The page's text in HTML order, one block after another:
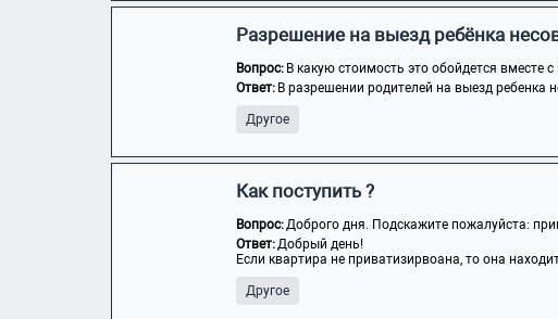
Разрешение на выезд ребёнка
Вопрос: В какую стоимость это обойдется
Ответ: В разрешении родителей на выезд ребенка
Другое
Как поступить ?
Вопрос:Доброго дня. Подскажите пожалуйста:
Ответ:Добрый день!
Если квартира не приватизирвоана, то она
Другое